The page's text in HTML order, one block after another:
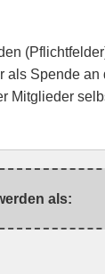
Spende an
Mitglieder
als: